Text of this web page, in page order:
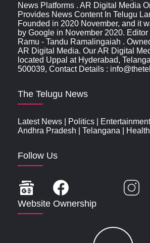
News Platforms . AR Digital Media
Provides News Content In Telugu
Founded in 2020 November, and it
by Google in November 2020.
Ramu - Tandu Ramalingaiah .
AR Digital Media. Our AR Digital
located Uppal at Hyderabad,
500039, Contact Details :
The Telugu News
Latest News Politics Entertainment
Andhra Pradesh
Telangana Health
Follow Us
Website Ownership